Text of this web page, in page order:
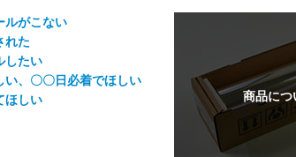
ルがこない
れた
したい
い、〇〇日必着でほしい
ほしい